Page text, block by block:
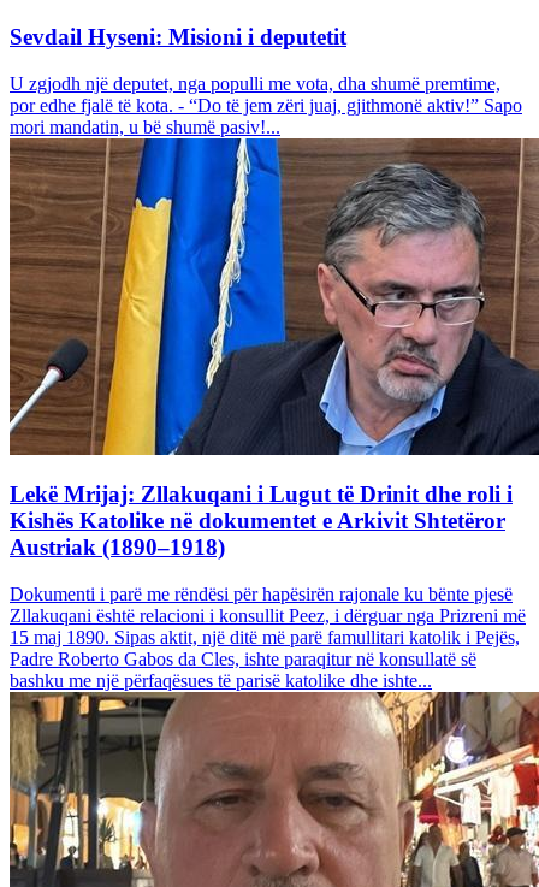
Sevdail Hyseni: Misioni i deputetit
U zgjodh një deputet, nga populli me vota, dha shumë premtime,
por edhe fjalë të kota. - “Do të jem zëri juaj, gjithmonë aktiv!” Sapo
mori mandatin, u bë shumë pasiv!...
Lekë Mrijaj: Zllakuqani i Lugut të Drinit dhe roli i
Kishës Katolike në dokumentet e Arkivit Shtetëror
Austriak (1890–1918)
Dokumenti i parë me rëndësi për hapësirën rajonale ku bënte pjesë
Zllakuqani është relacioni i konsullit Peez, i dërguar nga Prizreni më
15 maj 1890. Sipas aktit, një ditë më parë famullitari katolik i Pejës,
Padre Roberto Gabos da Cles, ishte paraqitur në konsullatë së
bashku me një përfaqësues të parisë katolike dhe ishte...